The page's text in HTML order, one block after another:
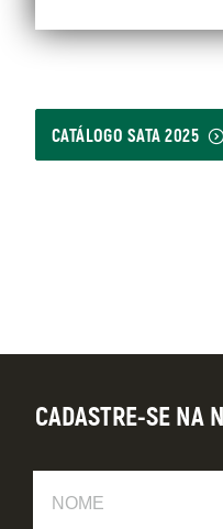
CATÁLOGO SATA 2025
CADASTRE-SE NA